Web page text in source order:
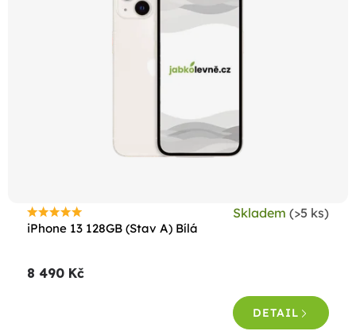
iPhone 13 128GB (Stav A) Bílá
Průměrné
je
Skladem (>5 ks)
8 490 Kč
DETAIL